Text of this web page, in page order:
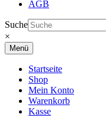
AGB
Suche
×
Menü
Startseite
Shop
Mein Konto
Warenkorb
Kasse